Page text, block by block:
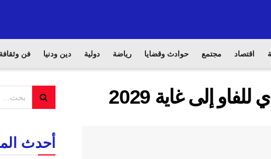
اقتصاد مجتمع حوادث وقضايا رياضة دولية دين ودنيا فن وثقافة
إلى غاية 2029
أحدث